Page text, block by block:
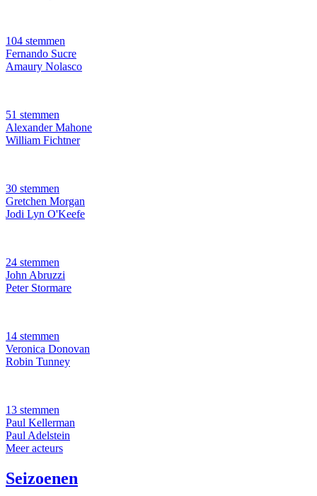
104 stemmen
Fernando Sucre
Amaury Nolasco
51 stemmen
Alexander Mahone
William Fichtner
30 stemmen
Gretchen Morgan
Jodi Lyn O'Keefe
24 stemmen
John Abruzzi
Peter Stormare
14 stemmen
Veronica Donovan
Robin Tunney
13 stemmen
Paul Kellerman
Paul Adelstein
Meer acteurs
Seizoenen